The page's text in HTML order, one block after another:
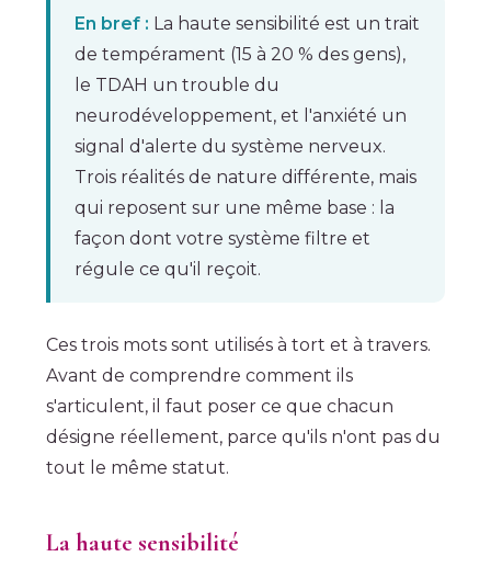
En bref : La haute sensibilité est un trait
de tempérament (15 à 20 % des gens),
le TDAH un trouble du
neurodéveloppement, et l'anxiété un
signal d'alerte du système nerveux.
Trois réalités de nature différente, mais
qui reposent sur une même base : la
façon dont votre système filtre et
régule ce qu'il reçoit.
Ces trois mots sont utilisés à tort et à travers.
Avant de comprendre comment ils
s'articulent, il faut poser ce que chacun
désigne réellement, parce qu'ils n'ont pas du
tout le même statut.
La haute sensibilité